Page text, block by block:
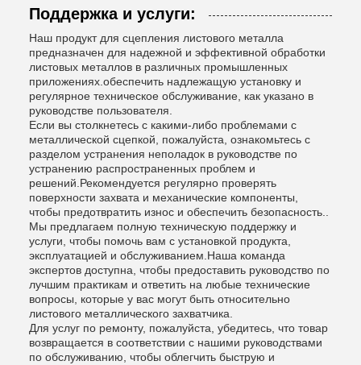
Поддержка и услуги:
Наш продукт для сцепления листового металла
предназначен для надежной и эффективной обработки
листовых металлов в различных промышленных
приложениях.обеспечить надлежащую установку и
регулярное техническое обслуживание, как указано в
руководстве пользователя.
Если вы столкнетесь с какими-либо проблемами с
металлической сцепкой, пожалуйста, ознакомьтесь с
разделом устранения неполадок в руководстве по
устранению распространенных проблем и
решений.Рекомендуется регулярно проверять
поверхности захвата и механические компоненты,
чтобы предотвратить износ и обеспечить безопасность..
Мы предлагаем полную техническую поддержку и
услуги, чтобы помочь вам с установкой продукта,
эксплуатацией и обслуживанием.Наша команда
экспертов доступна, чтобы предоставить руководство по
лучшим практикам и ответить на любые технические
вопросы, которые у вас могут быть относительно
листового металлического захватчика.
Для услуг по ремонту, пожалуйста, убедитесь, что товар
возвращается в соответствии с нашими руководствами
по обслуживанию, чтобы облегчить быструю и